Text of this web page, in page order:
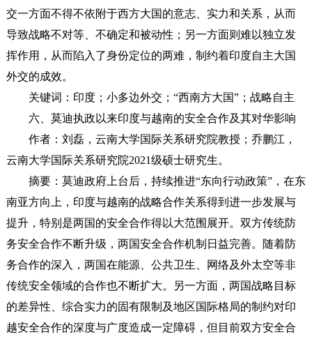
交一方面不得不依附于西方大国的意志、实力和关系，从而
导致战略不对等、不确定和被动性；另一方面则难以独立发
挥作用，从而陷入了身份定位的两难，制约着印度自主大国
外交的成效。
关键词：印度；小多边外交；“西南方大国”；战略自主
六、莫迪执政以来印度与越南的安全合作及其对华影响
作者：刘磊，云南大学国际关系研究院教授；乔鹏江，
云南大学国际关系研究院2021级硕士研究生。
摘要：莫迪政府上台后，持续推进“东向行动政策”，在东
南亚方向上，印度与越南的战略合作关系得到进一步发展与
提升，特别是两国的安全合作得以大范围展开。双方传统防
务安全合作不断升级，两国安全合作机制日益完善。随着防
务合作的深入，两国在能源、公共卫生、网络及外太空等非
传统安全领域的合作也不断扩大。另一方面，两国战略目标
的差异性、综合实力的固有限制及地区国际格局的制约对印
越安全合作的深度与广度造成一定障碍，但目前双方安全合